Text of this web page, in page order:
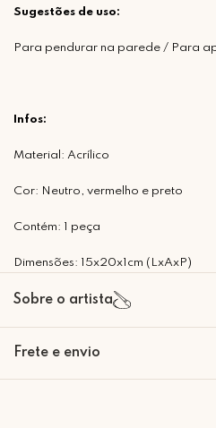
Sugestões de uso:
Para pendurar na parede / Para
Infos:
Material: Acrílico
Cor: Neutro, vermelho e preto
Contém: 1 peça
Dimensões: 15x20x1cm (LxAxP)
Sobre o artista
A Mimo Galeria nasceu para
Frete e envio